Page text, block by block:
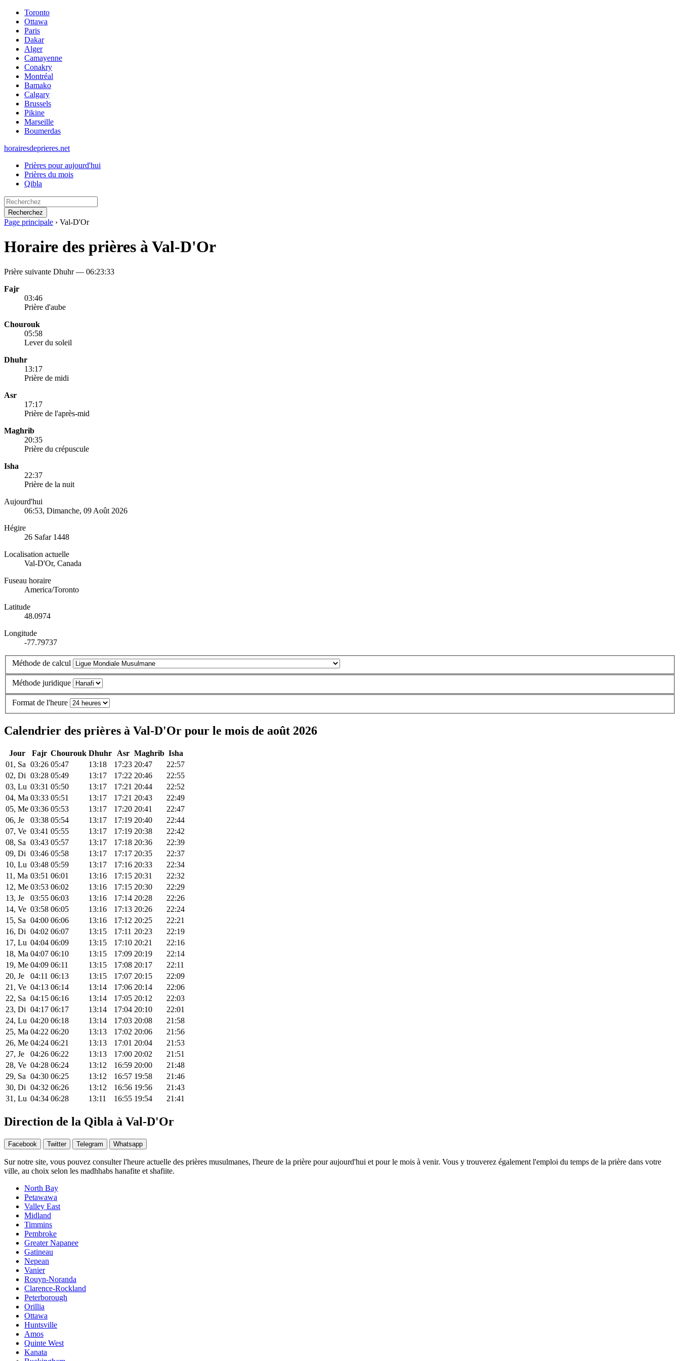
Toronto
Ottawa
Paris
Dakar
Alger
Camayenne
Conakry
Montréal
Bamako
Calgary
Brussels
Pikine
Marseille
Boumerdas
horairesdeprieres.net
Prières pour aujourd'hui
Prières du mois
Qibla
Recherchez
Page principale › Val-D'Or
Horaire des prières à Val-D'Or
Prière suivante Dhuhr — 06:23:33
Fajr
03:46
Prière d'aube
Chourouk
05:58
Lever du soleil
Dhuhr
13:17
Prière de midi
Asr
17:17
Prière de l'après-mid
Maghrib
20:35
Prière du crépuscule
Isha
22:37
Prière de la nuit
Aujourd'hui
06:53, Dimanche, 09 Août 2026
Hégire
26 Safar 1448
Localisation actuelle
Val-D'Or, Canada
Fuseau horaire
America/Toronto
Latitude
48.0974
Longitude
-77.79737
Méthode de calcul
Méthode juridique
Format de l'heure
Calendrier des prières à Val-D'Or pour le mois de août 2026
Jour Fajr Chourouk Dhuhr Asr Maghrib Isha
01, Sa 03:26 05:47 13:18 17:23 20:47
22:57
02, Di 03:28 05:49 13:17 17:22 20:46
22:55
03, Lu 03:31 05:50 13:17 17:21 20:44
22:52
04, Ma 03:33 05:51 13:17 17:21 20:43
22:49
05, Me 03:36 05:53 13:17 17:20 20:41
22:47
06, Je
03:38 05:54 13:17 17:19 20:40
22:44
07, Ve 03:41 05:55 13:17 17:19 20:38
22:42
08, Sa 03:43 05:57 13:17 17:18 20:36
22:39
09, Di 03:46 05:58 13:17 17:17 20:35
22:37
10, Lu 03:48 05:59 13:17 17:16 20:33
22:34
11, Ma 03:51 06:01 13:16 17:15 20:31
22:32
12, Me 03:53 06:02 13:16 17:15 20:30
22:29
13, Je
03:55 06:03 13:16 17:14 20:28
22:26
14, Ve 03:58 06:05 13:16 17:13 20:26
22:24
15, Sa 04:00 06:06 13:16 17:12 20:25
22:21
16, Di 04:02 06:07 13:15 17:11 20:23
22:19
17, Lu 04:04 06:09 13:15 17:10 20:21
22:16
18, Ma 04:07 06:10 13:15 17:09 20:19
22:14
19, Me 04:09 06:11 13:15 17:08 20:17
22:11
20, Je
04:11 06:13 13:15 17:07 20:15
22:09
21, Ve 04:13 06:14 13:14 17:06 20:14
22:06
22, Sa 04:15 06:16 13:14 17:05 20:12
22:03
23, Di 04:17 06:17 13:14 17:04 20:10
22:01
24, Lu 04:20 06:18 13:14 17:03 20:08
21:58
25, Ma 04:22 06:20 13:13 17:02 20:06
21:56
26, Me 04:24 06:21 13:13 17:01 20:04
21:53
27, Je
04:26 06:22 13:13 17:00 20:02
21:51
28, Ve 04:28 06:24 13:12 16:59 20:00
21:48
29, Sa 04:30 06:25 13:12 16:57 19:58
21:46
30, Di 04:32 06:26 13:12 16:56 19:56
21:43
31, Lu 04:34 06:28 13:11 16:55 19:54 21:41
Direction de la Qibla à Val-D'Or
Facebook Twitter Telegram Whatsapp
Sur notre site, vous pouvez consulter l'heure actuelle des prières musulmanes, l'heure de la prière pour aujourd'hui et pour le mois à venir. Vous y trouverez également l'emploi du temps de la prière dans votre
ville, au choix selon les madhhabs hanafite et shafiite.
North Bay
Petawawa
Valley East
Midland
Timmins
Pembroke
Greater Napanee
Gatineau
Nepean
Vanier
Rouyn-Noranda
Clarence-Rockland
Peterborough
Orillia
Ottawa
Huntsville
Amos
Quinte West
Kanata